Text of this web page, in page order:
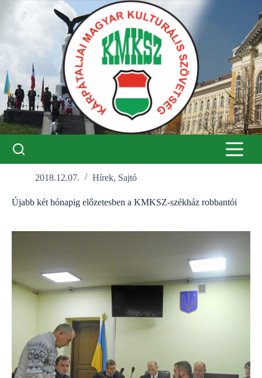
2018.12.07. Hírek, Sajtó
Újabb két hónapig előzetesben a KMKSZ-székház robbantói